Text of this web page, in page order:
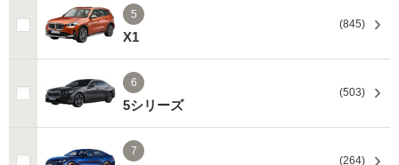
5
X1
(845)
6
5シリーズ
(503)
7
(264)